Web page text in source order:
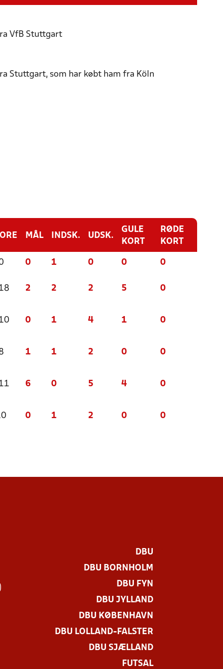
VfB Stuttgart
Stuttgart, som har købt ham fra Köln
MÅL INDSK. UDSK.
GULE
KORT
RØDE
KORT
0 1 0 0 0
2 2 2 5 0
0 1 4 1 0
1 1 2 0 0
6 0 5 4 0
0 1 2 0 0
DBU
DBU BORNHOLM
DBU FYN
DBU JYLLAND
DBU KØBENHAVN
DBU LOLLAND-FALSTER
DBU SJÆLLAND
FUTSAL